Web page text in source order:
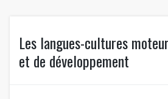
Les langues-cultures
et de développement